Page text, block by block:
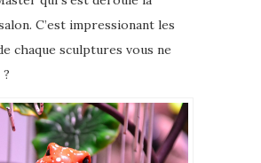
C’est impressionant les
chaque sculptures vous ne